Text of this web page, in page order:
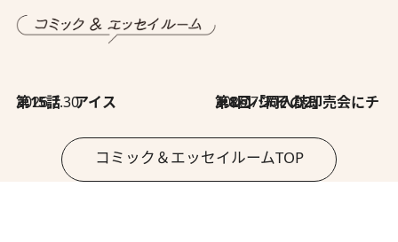
2026.7.30
第15話 アイス 2026.7.30
第8回「同人誌即売会にチャレンジ その2」
コミック＆エッセイルームTOP